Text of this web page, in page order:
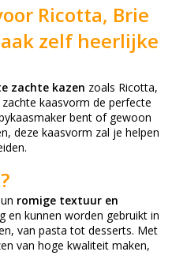
Ricotta, Brie
zelf heerlijke
zachte kazen zoals Ricotta,
kaasvorm de perfecte
bent of gewoon
deze kaasvorm zal je helpen
romige textuur en
en kunnen worden gebruikt in
van pasta tot desserts. Met
van hoge kwaliteit maken,